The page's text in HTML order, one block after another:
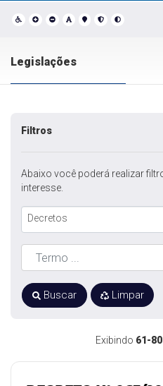
Legislações
Exibindo 61-80
Filtros
Abaixo você poderá realizar
interesse.
Decretos
Buscar Limpar